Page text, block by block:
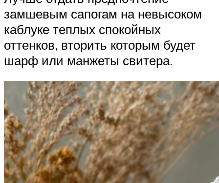
замшевым сапогам на невысоком
каблуке теплых спокойных
оттенков, вторить которым будет
шарф или манжеты свитера.